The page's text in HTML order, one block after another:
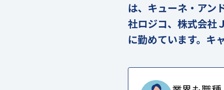
は、キューネ・アン
社ロジコ、株式会社
に勤めています。キ